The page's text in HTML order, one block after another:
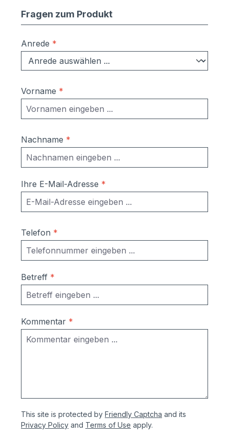
Fragen zum Produkt
Anrede *
Vorname *
Nachname *
Ihre E-Mail-Adresse *
Telefon *
Betreff *
Kommentar *
This site is protected by Friendly Captcha and its
Privacy Policy and Terms of Use apply.